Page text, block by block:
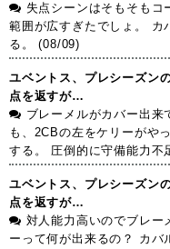
失点シーンはそもそもコ
範囲が広すぎたでしょ。 カ
る。 (08/09)
ユベントス、プレシーズン
点を返すが…
ブレーメルがカバー出来
も、2CBの左をケリーがや
する。 圧倒的に守備能力不
ユベントス、プレシーズン
点を返すが…
対人能力高いのでブレー
ーって何が出来るの？ カバ